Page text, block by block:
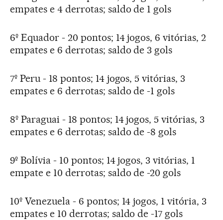
empates e 4 derrotas; saldo de 1 gols
6º Equador - 20 pontos; 14 jogos, 6 vitórias, 2
empates e 6 derrotas; saldo de 3 gols
7º Peru - 18 pontos; 14 jogos, 5 vitórias, 3
empates e 6 derrotas; saldo de -1 gols
8º Paraguai - 18 pontos; 14 jogos, 5 vitórias, 3
empates e 6 derrotas; saldo de -8 gols
9º Bolívia - 10 pontos; 14 jogos, 3 vitórias, 1
empate e 10 derrotas; saldo de -20 gols
10º Venezuela - 6 pontos; 14 jogos, 1 vitória, 3
empates e 10 derrotas; saldo de -17 gols